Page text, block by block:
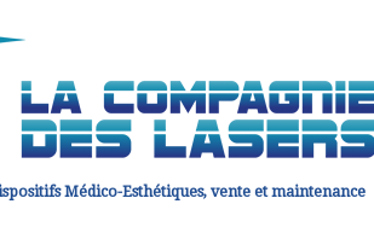
Médico-Esthétiques, vente et maintenance